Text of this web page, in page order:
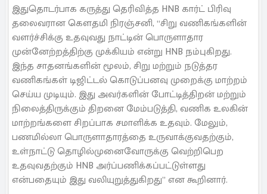
இதுதொடர்பாக கருத்து தெரிவித்த HNB கார்ட் பிரிவு
தலைவரான கௌதமி நிரஞ்சனி, “சிறு வணிகங்களின்
வளர்ச்சிக்கு உதவுவது நாட்டின் பொருளாதார
முன்னேற்றத்திற்கு முக்கியம் என்று HNB நம்புகிறது.
இந்த சாதனங்களின் மூலம், சிறு மற்றும் நடுத்தர
வணிகங்கள் டிஜிட்டல் கொடுப்பனவு முறைக்கு மாற்றம்
செய்ய முடியும். இது அவர்களின் போட்டித்திறன் மற்றும்
நிலைத்திருக்கும் திறனை மேம்படுத்தி, வணிக உலகின்
மாற்றங்களை சிறப்பாக சமாளிக்க உதவும். மேலும்,
பணமில்லா பொருளாதாரத்தை உருவாக்குவதற்கும்,
உள்நாட்டு தொழில்முனைவோருக்கு வெற்றிபெற
உதவுவதற்கும் HNB அர்ப்பணிக்கப்பட்டுள்ளது
என்பதையும் இது வலியுறுத்துகிறது” என கூறினார்.